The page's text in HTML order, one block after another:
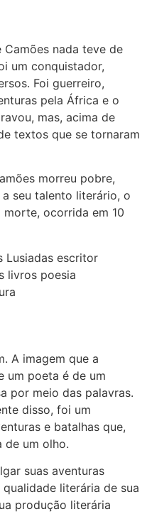
nada teve de
um conquistador,
Foi guerreiro,
pela África e o
mas, acima de
textos que se tornaram
morreu pobre,
seu talento literário, o
ocorrida em 10
A imagem que a
um poeta é de um
por meio das palavras.
disso, foi um
e batalhas que,
de um olho.
suas aventuras
literária de sua
produção literária